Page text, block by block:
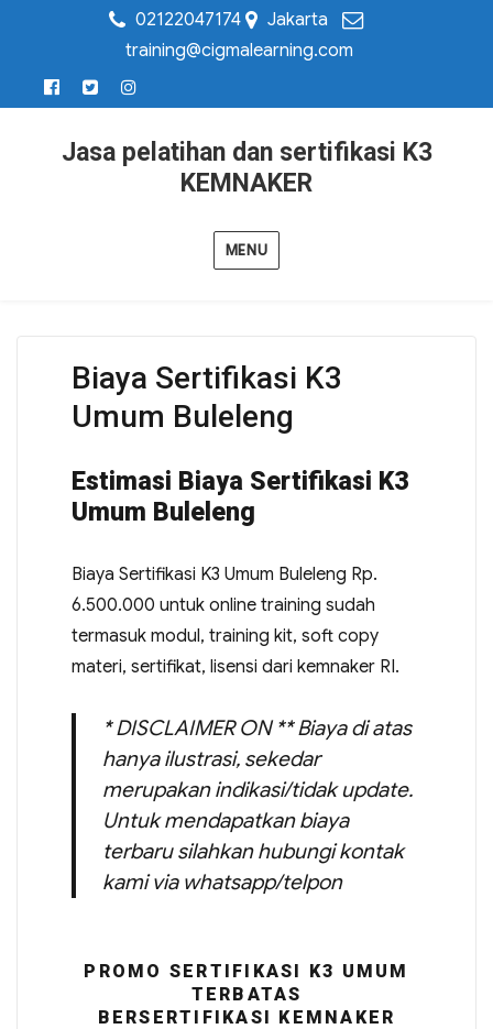
02122047174
Jakarta
training@cigmalearning.com
Jasa pelatihan dan sertifikasi K3
KEMNAKER
MENU
Biaya Sertifikasi K3
Umum Buleleng
Estimasi Biaya Sertifikasi K3
Umum Buleleng
Biaya Sertifikasi K3 Umum Buleleng Rp.
6.500.000 untuk online training sudah
termasuk modul, training kit, soft copy
materi, sertifikat, lisensi dari kemnaker RI.
* DISCLAIMER ON ** Biaya di atas
hanya ilustrasi, sekedar
merupakan indikasi/tidak update.
Untuk mendapatkan biaya
terbaru silahkan hubungi kontak
kami via whatsapp/telpon
PROMO SERTIFIKASI K3 UMUM
TERBATAS
BERSERTIFIKASI KEMNAKER